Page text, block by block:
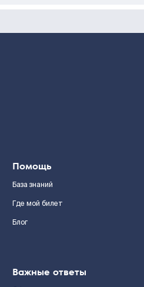
Помощь
База знаний
Где мой билет
Блог
Важные ответы